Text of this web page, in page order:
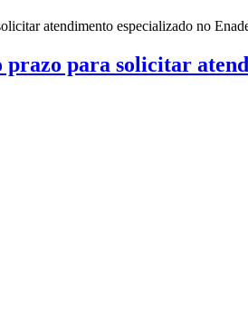
prazo para solicitar